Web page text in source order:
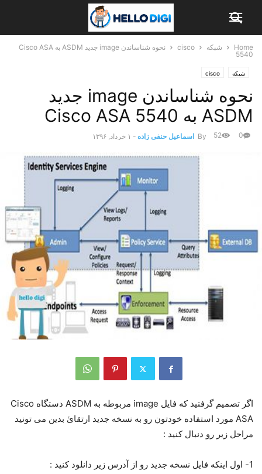
Home شبکه cisco
نحوه شناساندن image جدید ASDM به Cisco ASA
5540
شبکه cisco
نحوه شناساندن image جدید
ASDM به Cisco ASA 5540
By اسماعیل حنفی زاده - ۱ خرداد, ۱۳۹۶ 0
52
اگر تصمیم گرفتید که فایل image مربوطه به ASDM دستگاه Cisco
ASA مورد استفاده خودتون رو به نسخه جدید ارتقائ بدین می تونید
مراحل زیر رو دنبال کنید :
1- اول اینکه فایل نسخه جدید رو از آدرس زیر دانلود کنید :